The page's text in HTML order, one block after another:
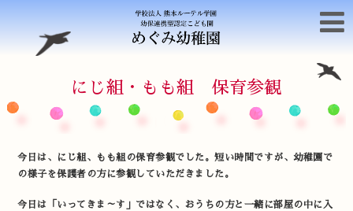
にじ組・もも組 保育参観
今日は、にじ組、もも組の保育参観でした。短い時間ですが、幼稚園で
の様子を保護者の方に参観していただきました。
今日は「いってきま～す」ではなく、おうちの方と一緒に部屋の中に入